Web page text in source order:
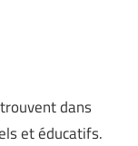
dans
et éducatifs.